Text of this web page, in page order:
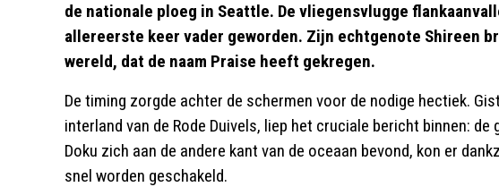
de nationale ploeg in Seattle. De vliegensvlugge
allereerste keer vader geworden. Zijn echtgenote Shireen
wereld, dat de naam Praise heeft gekregen.
De timing zorgde achter de schermen voor de nodige hectiek.
interland van de Rode Duivels, liep het cruciale bericht binnen:
Doku zich aan de andere kant van de oceaan bevond, kon er
snel worden geschakeld.